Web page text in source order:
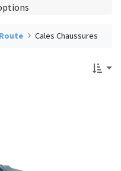
Route Cales Chaussures